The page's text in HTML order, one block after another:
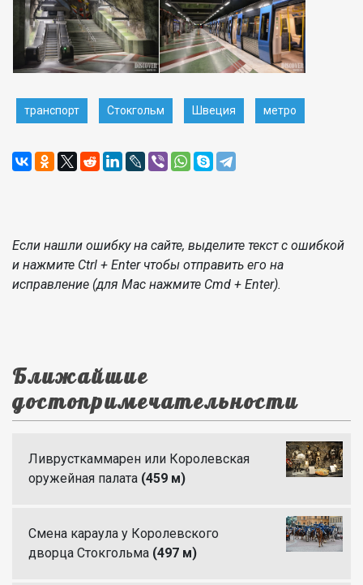
транспорт Стокгольм Швеция метро
Если нашли ошибку на сайте, выделите текст с ошибкой
и нажмите Ctrl + Enter чтобы отправить его на
исправление (для Mac нажмите Cmd + Enter).
Ближайшие
достопримечательности
Ливрусткаммарен или Королевская
оружейная палата (459 м)
Смена караула у Королевского
дворца Стокгольма (497 м)